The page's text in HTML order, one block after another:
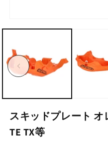
ー
ル
で
メ
デ
を
開
く
スキッドプレート オ
TE TX等